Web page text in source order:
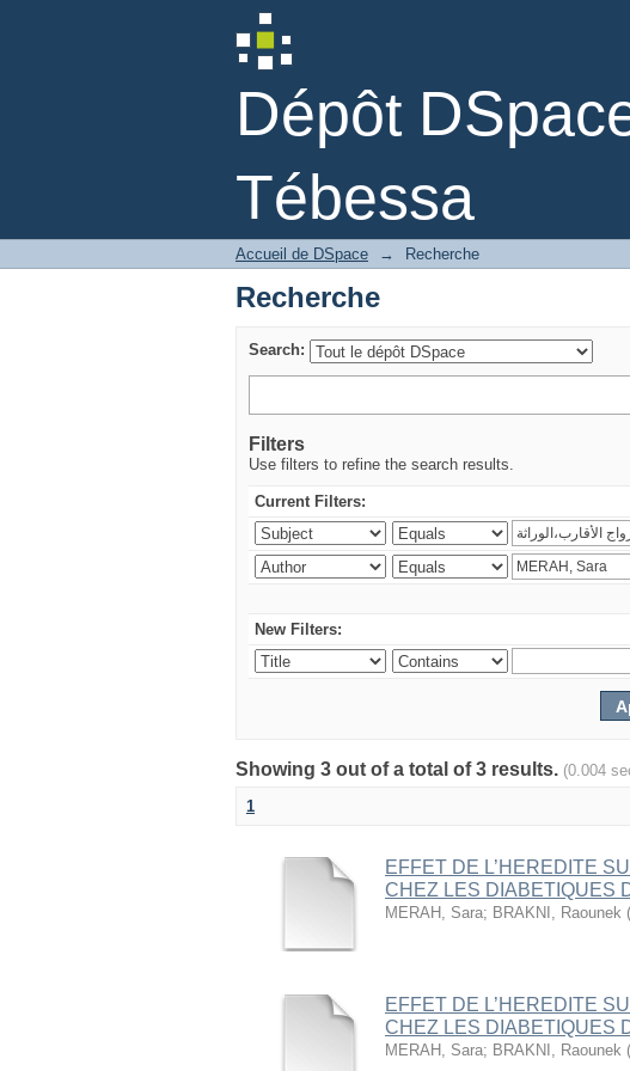
Dépôt
Tébessa
Recherche
Accueil de DSpace → Recherche
Recherche
Search:
Filters
Use filters to refine the search results.
Current Filters:
New Filters:
Showing 3 out of a total of 3 results. (0.004
1
EFFET DE L’HEREDITE
CHEZ LES DIABETIQUES
MERAH, Sara; BRAKNI, Raounek (
EFFET DE L’HEREDITE
CHEZ LES DIABETIQUES
MERAH, Sara; BRAKNI, Raounek (